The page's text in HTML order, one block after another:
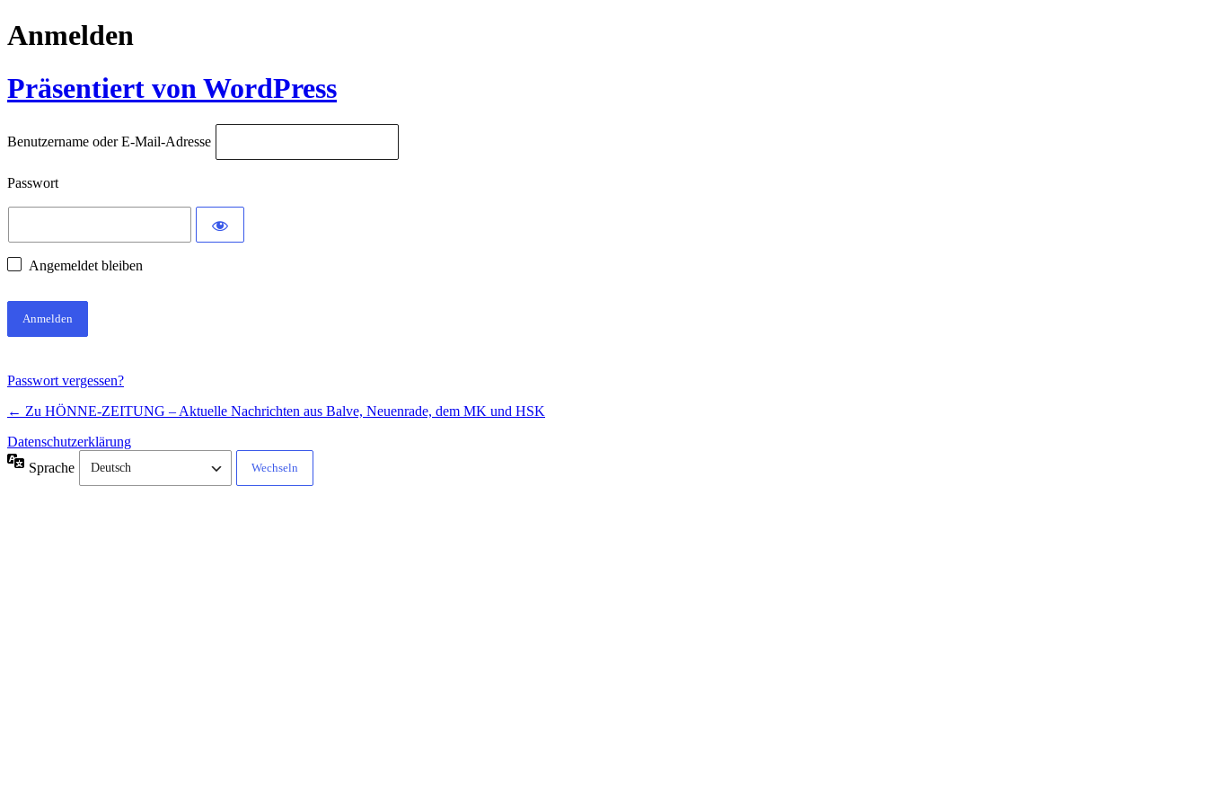
Anmelden
Präsentiert von WordPress
Benutzername oder E-Mail-Adresse
Passwort
Angemeldet bleiben
Passwort vergessen?
← Zu HÖNNE-ZEITUNG – Aktuelle Nachrichten aus Balve, Neuenrade, dem MK und HSK
Datenschutzerklärung
Sprache